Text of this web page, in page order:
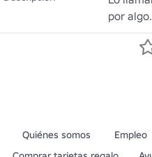
por algo.
Quiénes somos Empleo